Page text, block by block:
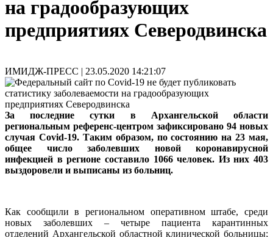
на градообразующих
предприятиях Северодвинска
ИМИДЖ-ПРЕСС | 23.05.2020 14:21:07
За последние сутки в Архангельской области
региональным референс-центром зафиксировано 94 новых
случая Covid-19. Таким образом, по состоянию на 23 мая,
общее число заболевших новой коронавирусной
инфекцией в регионе составило 1066 человек. Из них 403
выздоровели и выписаны из больниц.
Как сообщили в региональном оперативном штабе, среди
новых заболевших – четыре пациента карантинных
отделений Архангельской областной клинической больницы;